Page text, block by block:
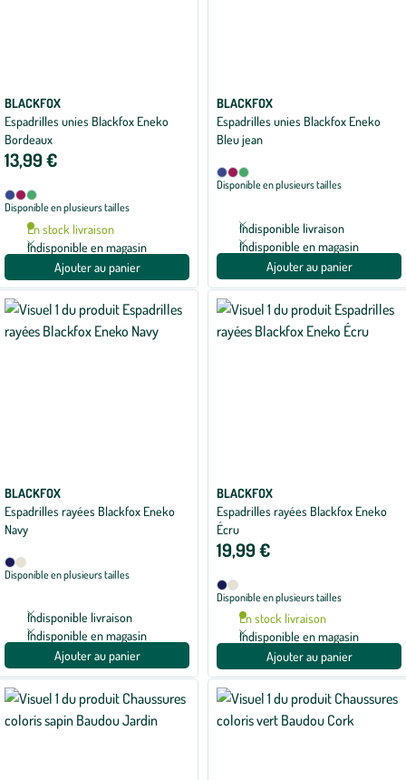
BLACKFOX
Espadrilles unies Blackfox Eneko
Bordeaux
13,99 €
Disponible
en
coloris
Bleu
jean
Bordeaux
Kaki
Disponible en plusieurs tailles
En stock livraison
Indisponible en magasin
Ajouter au panier
BLACKFOX
Espadrilles unies Blackfox Eneko
Bleu jean
Disponible
en
Bleu
jean
Bordeaux
Kaki
Disponible en plusieurs tailles
Indisponible livraison
Indisponible en magasin
Ajouter au panier
BLACKFOX
Espadrilles rayées Blackfox Eneko
Navy
Disponible
en
Navy
Écru
Disponible en plusieurs tailles
Indisponible livraison
Indisponible en magasin
Ajouter au panier
BLACKFOX
Espadrilles rayées Blackfox Eneko
Écru
19,99 €
Disponible
en
coloris
Navy
Écru
Disponible en plusieurs tailles
En stock livraison
Indisponible en magasin
Ajouter au panier